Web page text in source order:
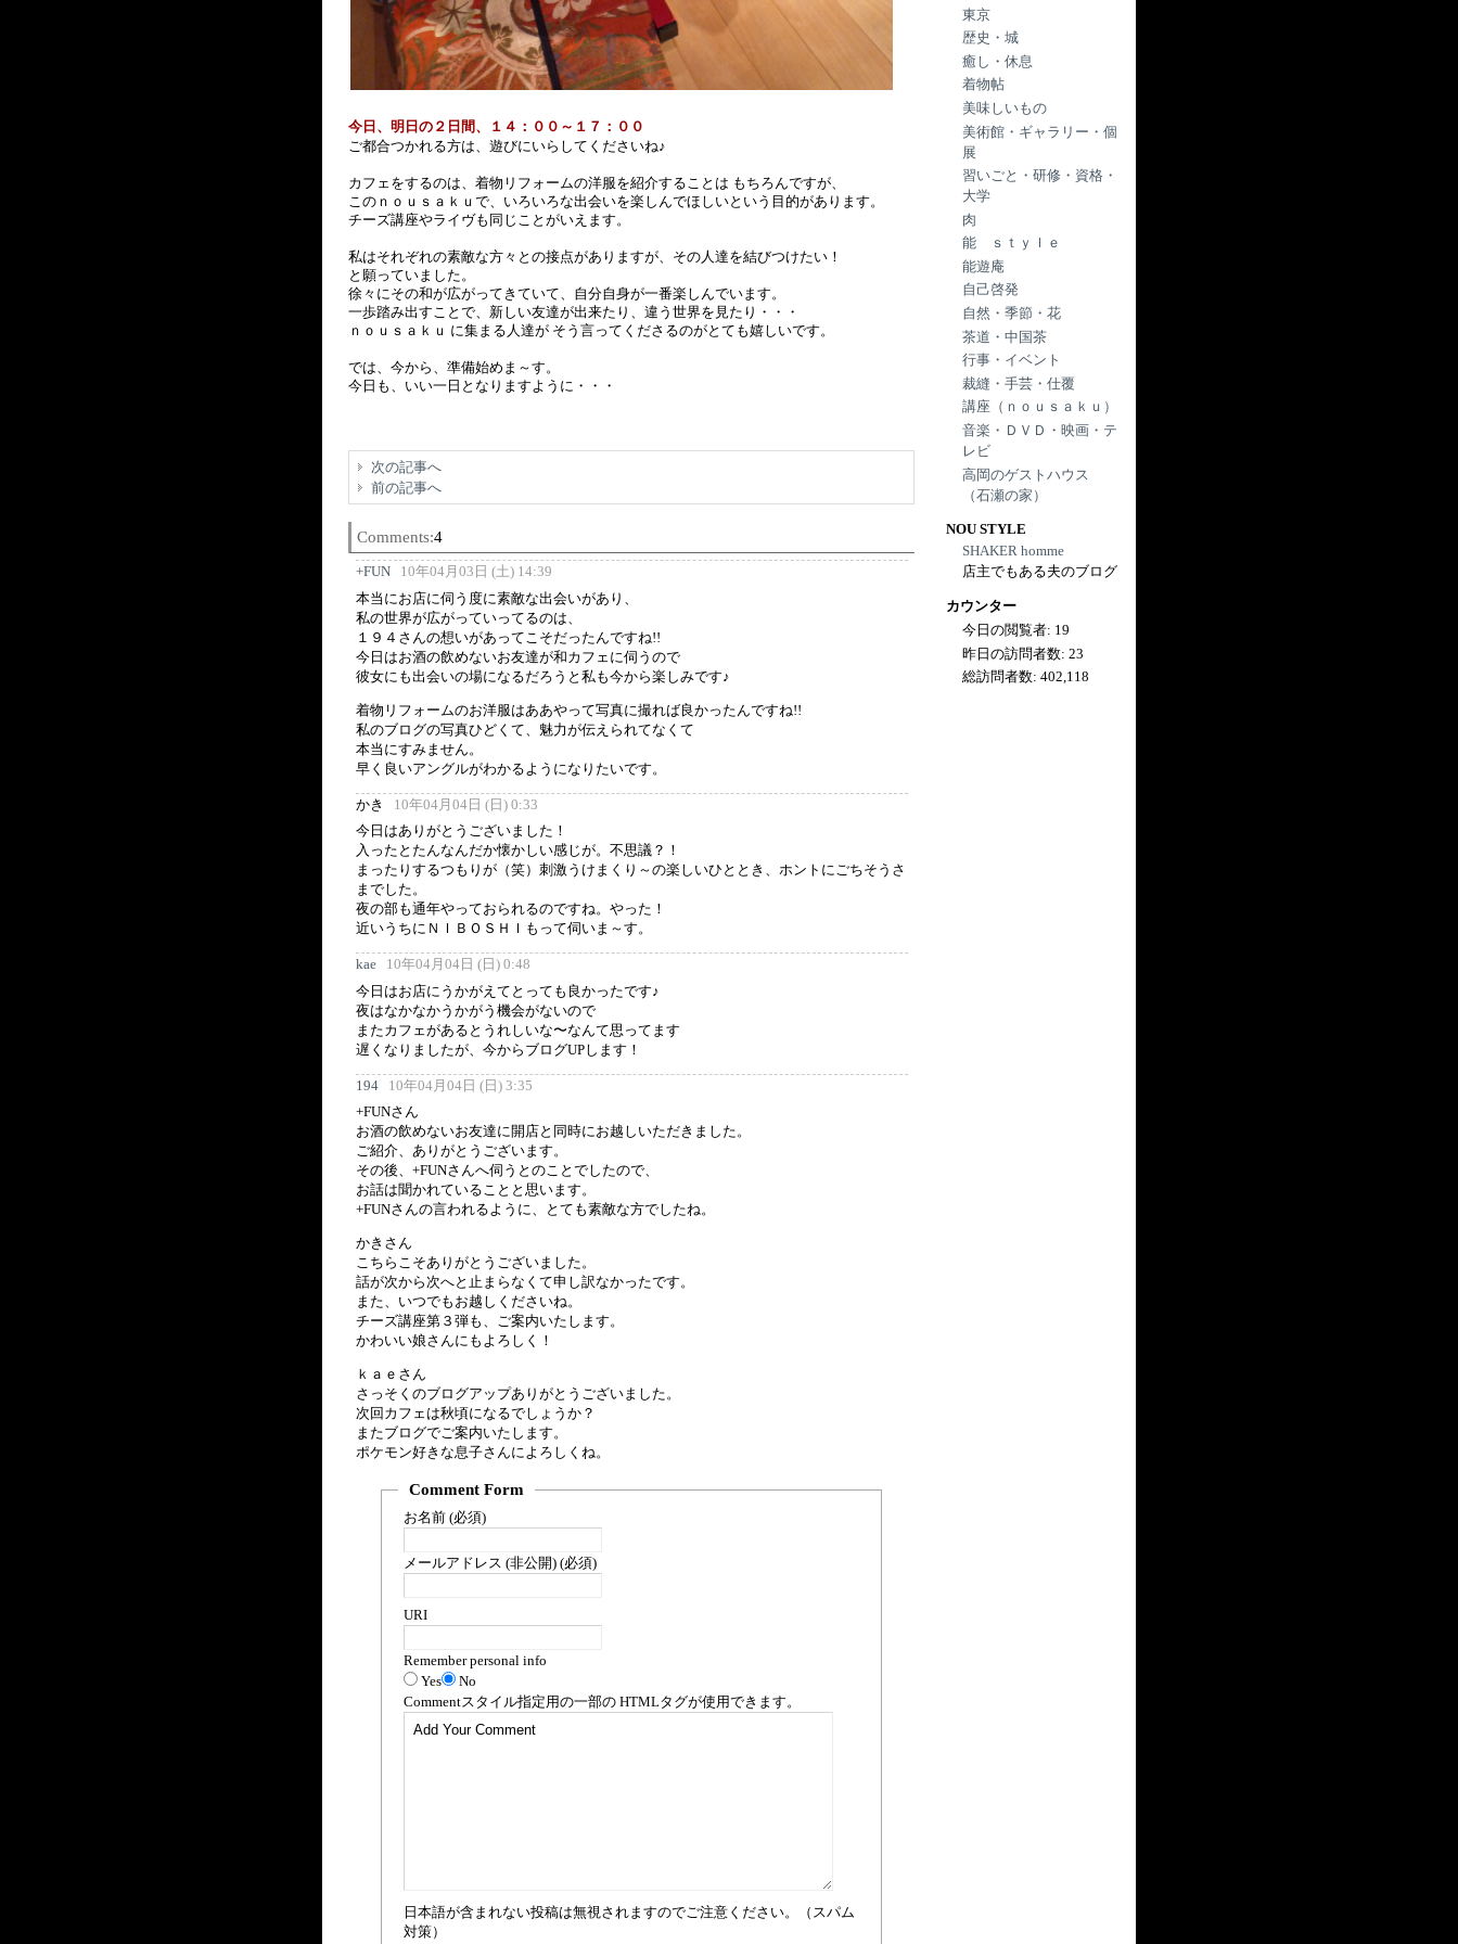
今日、明日の２日間、１４：００～１７：００
ご都合つかれる方は、遊びにいらしてくださいね♪
カフェをするのは、着物リフォームの洋服を紹介することは もちろんですが、
このｎｏｕｓａｋｕで、いろいろな出会いを楽しんでほしいという目的があります。
チーズ講座やライヴも同じことがいえます。
私はそれぞれの素敵な方々との接点がありますが、その人達を結びつけたい！
と願っていました。
徐々にその和が広がってきていて、自分自身が一番楽しんでいます。
一歩踏み出すことで、新しい友達が出来たり、違う世界を見たり・・・
ｎｏｕｓａｋｕ に集まる人達が そう言ってくださるのがとても嬉しいです。
では、今から、準備始めま～す。
今日も、いい一日となりますように・・・
次の記事へ
前の記事へ
Comments:4
+FUN
10年04月03日 (土) 14:39
本当にお店に伺う度に素敵な出会いがあり、
私の世界が広がっていってるのは、
１９４さんの想いがあってこそだったんですね!!
今日はお酒の飲めないお友達が和カフェに伺うので
彼女にも出会いの場になるだろうと私も今から楽しみです♪
着物リフォームのお洋服はああやって写真に撮れば良かったんですね!!
私のブログの写真ひどくて、魅力が伝えられてなくて
本当にすみません。
早く良いアングルがわかるようになりたいです。
かき
10年04月04日 (日) 0:33
今日はありがとうございました！
入ったとたんなんだか懐かしい感じが。不思議？！
まったりするつもりが（笑）刺激うけまくり～の楽しいひととき、ホントにごちそうさ
までした。
夜の部も通年やっておられるのですね。やった！
近いうちにＮＩＢＯＳＨＩもって伺いま～す。
kae
10年04月04日 (日) 0:48
今日はお店にうかがえてとっても良かったです♪
夜はなかなかうかがう機会がないので
またカフェがあるとうれしいな〜なんて思ってます
遅くなりましたが、今からブログUPします！
194
10年04月04日 (日) 3:35
+FUNさん
お酒の飲めないお友達に開店と同時にお越しいただきました。
ご紹介、ありがとうございます。
その後、+FUNさんへ伺うとのことでしたので、
お話は聞かれていることと思います。
+FUNさんの言われるように、とても素敵な方でしたね。
かきさん
こちらこそありがとうございました。
話が次から次へと止まらなくて申し訳なかったです。
また、いつでもお越しくださいね。
チーズ講座第３弾も、ご案内いたします。
かわいい娘さんにもよろしく！
ｋａｅさん
さっそくのブログアップありがとうございました。
次回カフェは秋頃になるでしょうか？
またブログでご案内いたします。
ポケモン好きな息子さんによろしくね。
Comment Form
お名前 (必須)
メールアドレス (非公開) (必須)
URI
Remember personal info
Yes
No
Commentスタイル指定用の一部の HTMLタグが使用できます。
日本語が含まれない投稿は無視されますのでご注意ください。（スパム
対策）
東京
歴史・城
癒し・休息
着物帖
美味しいもの
美術館・ギャラリー・個
展
習いごと・研修・資格・
大学
肉
能 ｓｔｙｌｅ
能遊庵
自己啓発
自然・季節・花
茶道・中国茶
行事・イベント
裁縫・手芸・仕覆
講座（ｎｏｕｓａｋｕ）
音楽・ＤＶＤ・映画・テ
レビ
高岡のゲストハウス
（石瀬の家）
NOU STYLE
SHAKER homme
店主でもある夫のブログ
カウンター
今日の閲覧者: 19
昨日の訪問者数:23
総訪問者数:402,118